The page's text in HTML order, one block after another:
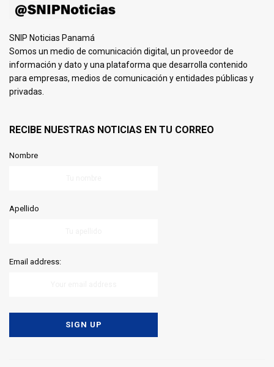
SNIP Noticias Panamá
Somos un medio de comunicación digital, un proveedor de
información y dato y una plataforma que desarrolla contenido
para empresas, medios de comunicación y entidades públicas y
privadas.
RECIBE NUESTRAS NOTICIAS EN TU CORREO
Nombre
Apellido
Email address: